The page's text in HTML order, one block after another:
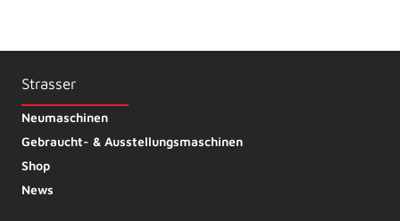
Strasser
Neumaschinen
Gebraucht- & Ausstellungsmaschinen
Shop
News